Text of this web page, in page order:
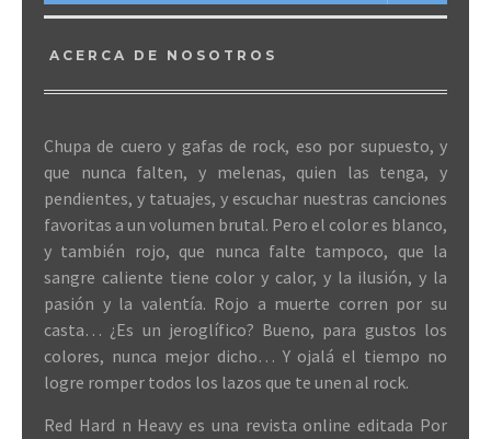
ACERCA DE NOSOTROS
Chupa de cuero y gafas de rock, eso por supuesto, y
que nunca falten, y melenas, quien las tenga, y
pendientes, y tatuajes, y escuchar nuestras canciones
favoritas a un volumen brutal. Pero el color es blanco,
y también rojo, que nunca falte tampoco, que la
sangre caliente tiene color y calor, y la ilusión, y la
pasión y la valentía. Rojo a muerte corren por su
casta… ¿Es un jeroglífico? Bueno, para gustos los
colores, nunca mejor dicho… Y ojalá el tiempo no
logre romper todos los lazos que te unen al rock.
Red Hard n Heavy es una revista online editada Por